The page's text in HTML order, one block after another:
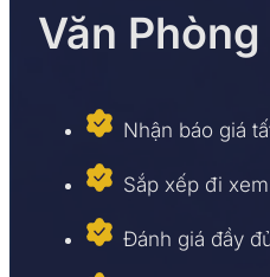
Văn
Nhận báo giá
Sắp xếp đi
Đánh giá đầy